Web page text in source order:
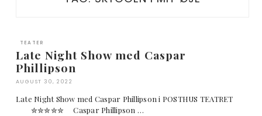
TEATER
Late Night Show med Caspar
Phillipson
AUGUST 30, 2022
Late Night Show med Caspar Phillipson i POSTHUS TEATRET
✮✮✮✮✮ Caspar Phillipson …